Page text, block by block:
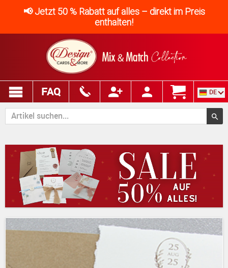
📢 Jetzt 50 % Rabatt auf alles – direkt im Preis
enthalten!
FAQ DE